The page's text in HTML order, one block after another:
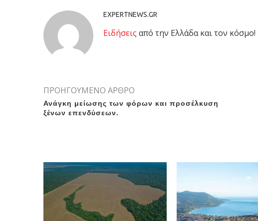
EXPERTNEWS.GR
Eιδήσεις από την Ελλάδα και τον κόσμο!
ΠΡΟΗΓΟΥΜΕΝΟ ΑΡΘΡΟ
Ανάγκη μείωσης των φόρων και προσέλκυση
ξένων επενδύσεων.